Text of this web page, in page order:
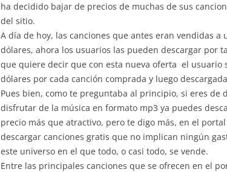
ha decidido bajar de precios de muchas de sus
del sitio.
A día de hoy, las canciones que antes eran vendidas a
dólares, ahora los usuarios las pueden descargar por
que quiere decir que con esta nueva oferta el usuario
dólares por cada canción comprada y luego
Pues bien, como te preguntaba al principio, si eres de
disfrutar de la música en formato mp3 ya puedes
precio más que atractivo, pero te digo más, en el
descargar canciones gratis que no implican ningún
este universo en el que todo, o casi todo, se vende.
Entre las principales canciones que se ofrecen en el